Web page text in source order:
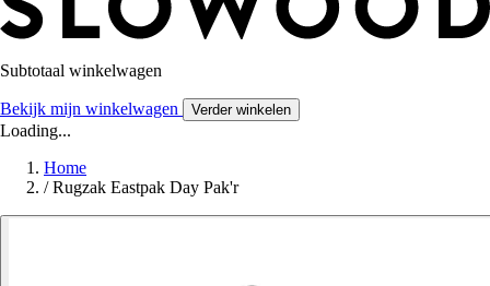
Subtotaal winkelwagen
Bekijk mijn winkelwagen Verder winkelen
Loading...
Home
/ Rugzak Eastpak Day Pak'r